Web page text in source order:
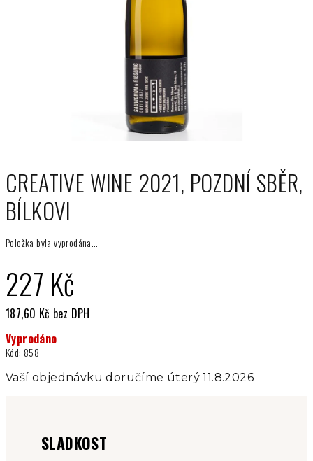
CREATIVE WINE 2021, POZDNÍ SBĚR,
BÍLKOVI
Položka byla vyprodána…
227 Kč
187,60 Kč bez DPH
cena:
Vyprodáno
Kód: 858
Vaší objednávku doručíme úterý 11.8.2026
SLADKOST